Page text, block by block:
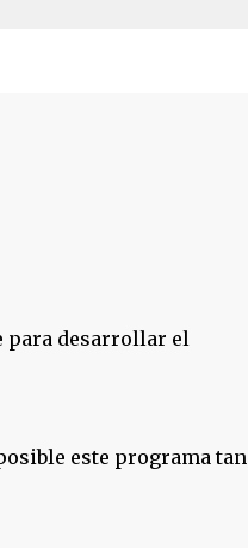
para desarrollar el
este programa tan